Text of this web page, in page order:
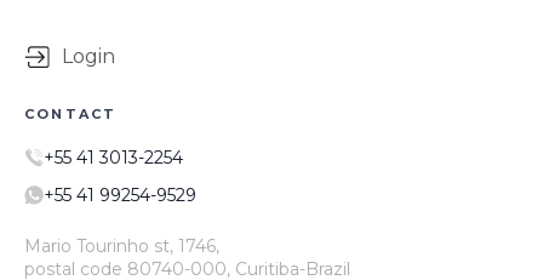
Login
CONTACT
+55 41 3013-2254
+55 41 99254-9529
Mario Tourinho st, 1746,
postal code 80740-000, Curitiba-Brazil